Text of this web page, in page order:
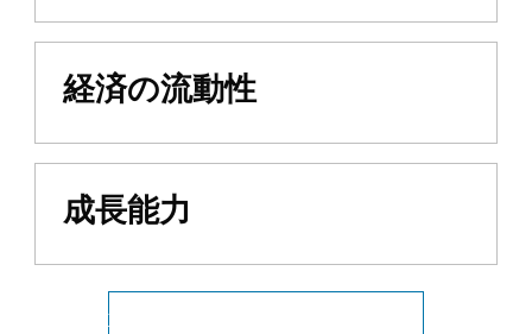
経済の流動性
成長能力
政府機関の他業務の詳細についてはこちら